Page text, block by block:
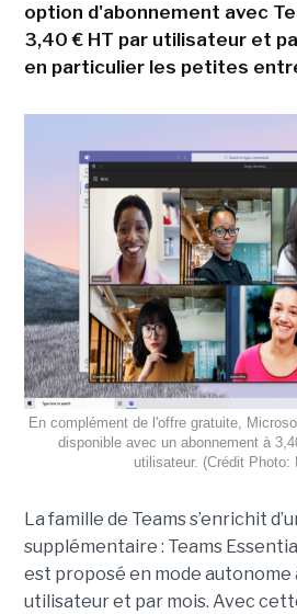
option d'abonnement avec
3,40 € HT par utilisateur et
en particulier les petites
En complément de l'offre gratuite,
disponible avec un abonnement à
utilisateur. (Crédit Photo:
La famille de Teams s’enrichit
supplémentaire : Teams
est proposé en mode autonome
utilisateur et par mois. Avec